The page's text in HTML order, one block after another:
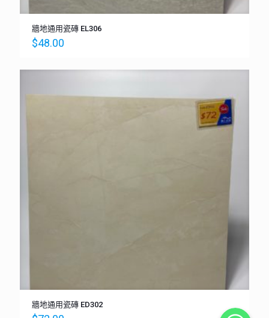
牆地通用瓷磚 EL306
$48.00
牆地通用瓷磚 ED302